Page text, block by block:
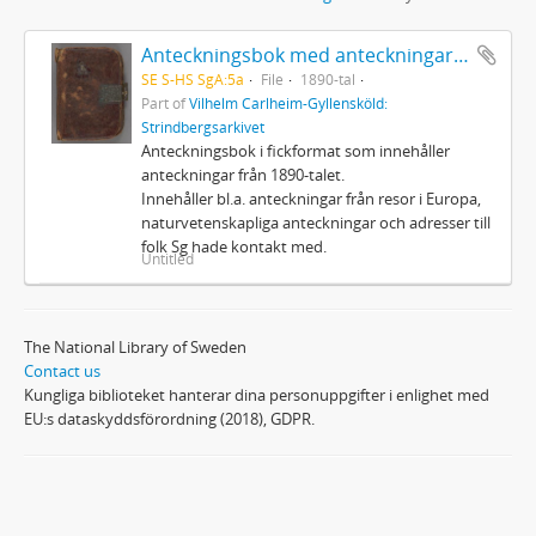
Anteckningsbok med anteckningar av Strindberg
SE S-HS SgA:5a File
1890-tal
Part ofVilhelm Carlheim-Gyllensköld:
Strindbergsarkivet
Anteckningsbok i fickformat som innehåller
anteckningar från 1890-talet.
Innehåller bl.a. anteckningar från resor i Europa,
naturvetenskapliga anteckningar och adresser till
folk Sg hade kontakt med.
Untitled
The National Library of Sweden
Contact us
Kungliga biblioteket hanterar dina personuppgifter i enlighet med
EU:s dataskyddsförordning (2018), GDPR.